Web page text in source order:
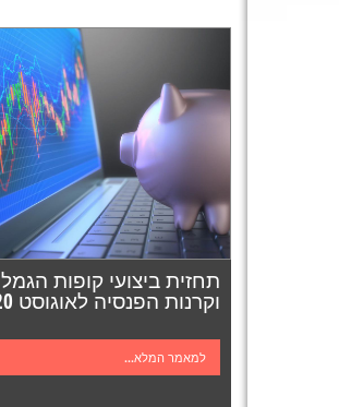
תחזית ביצועי קופות הגמל
וקרנות הפנסיה לאוגוסט 2020
למאמר המלא...